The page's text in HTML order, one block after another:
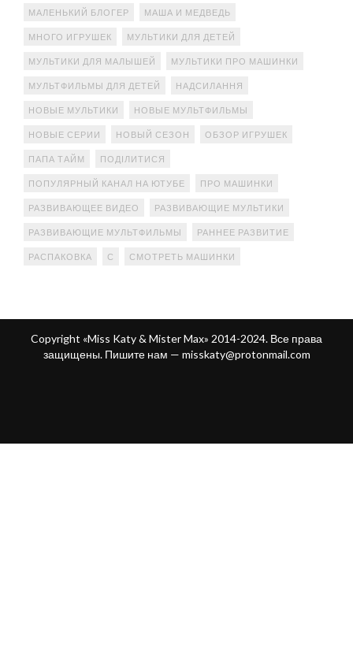
МАЛЕНЬКИЙ БЛОГЕР МАША И МЕДВЕДЬ
МНОГО ИГРУШЕК МУЛЬТИКИ ДЛЯ ДЕТЕЙ
МУЛЬТИКИ ДЛЯ МАЛЫШЕЙ МУЛЬТИКИ ПРО МАШИНКИ
МУЛЬТФИЛЬМЫ ДЛЯ ДЕТЕЙ НАДСИЛАННЯ
НОВЫЕ МУЛЬТИКИ НОВЫЕ МУЛЬТФИЛЬМЫ
НОВЫЕ СЕРИИ НОВЫЙ СЕЗОН ОБЗОР ИГРУШЕК
ПАПА ТАЙМ ПОДІЛИТИСЯ
ПОПУЛЯРНЫЙ КАНАЛ НА ЮТУБЕ ПРО МАШИНКИ
РАЗВИВАЮЩЕЕ ВИДЕО РАЗВИВАЮЩИЕ МУЛЬТИКИ
РАЗВИВАЮЩИЕ МУЛЬТФИЛЬМЫ РАННЕЕ РАЗВИТИЕ
РАСПАКОВКА С СМОТРЕТЬ МАШИНКИ
Copyright «Miss Katy & Mister Max» 2014-2024. Все права
защищены. Пишите нам — misskaty@protonmail.com